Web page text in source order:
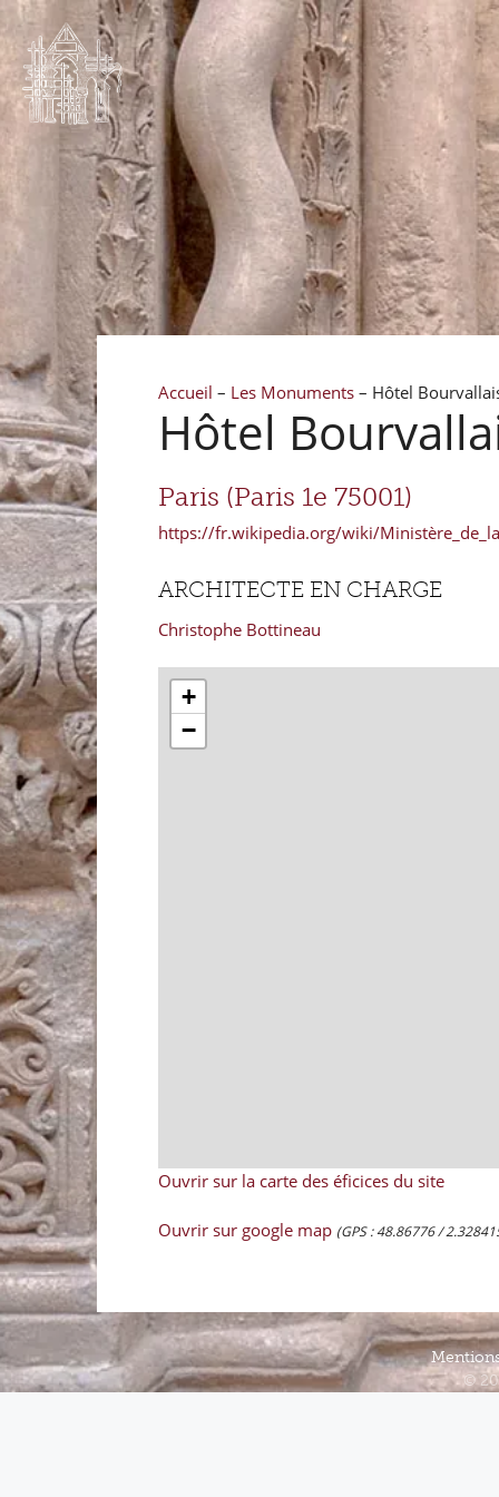
Accueil – Les Monuments – Hôtel
Hôtel
Paris (Paris 1e 75001)
https://fr.wikipedia.org/wiki/
ARCHITECTE EN CHARGE
Christophe Bottineau
+
−
Ouvrir sur la carte des éficices du site
Ouvrir sur google map (GPS : 48.86776 /
©